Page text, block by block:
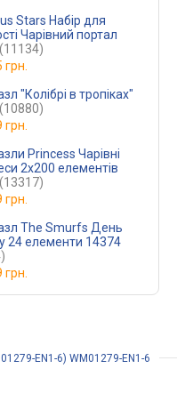
Stars Набір для
портал
(11134)
грн.
(10880)
грн.
Чарівні
2х200 елементів
(13317)
грн.
День
смурфу 24 елементи 14374
грн.
EN1-6) WM01279-EN1-6